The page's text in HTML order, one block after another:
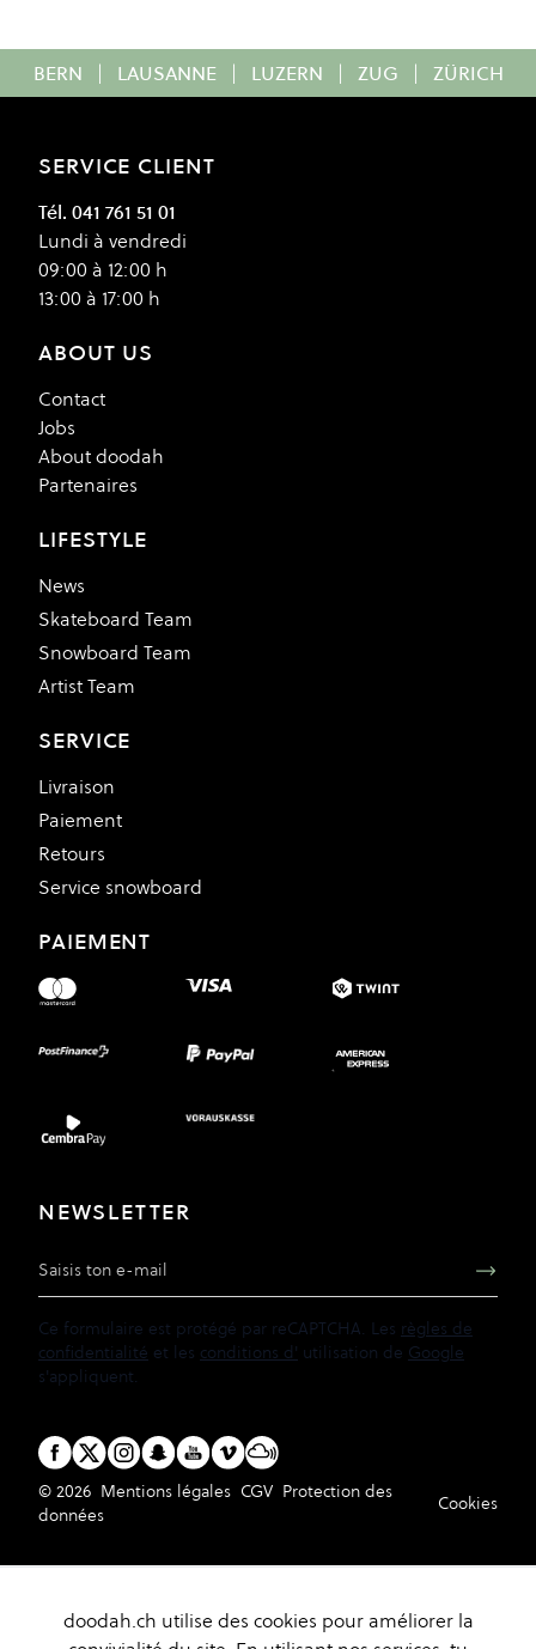
BERN | LAUSANNE | LUZERN | ZUG | ZÜRICH
SERVICE CLIENT
Tél. 041 761 51 01
Lundi à vendredi
09:00 à 12:00 h
13:00 à 17:00 h
ABOUT US
Contact
Jobs
About doodah
Partenaires
LIFESTYLE
News
Skateboard Team
Snowboard Team
Artist Team
SERVICE
Livraison
Paiement
Retours
Service snowboard
PAIEMENT
NEWSLETTER
Adresse e-mail
Ce formulaire est protégé par reCAPTCHA. Les règles de
confidentialité et les conditions d' utilisation de Google
s'appliquent.
© 2026 Mentions légales CGV Protection des
données
Cookies
doodah.ch utilise des cookies pour améliorer la